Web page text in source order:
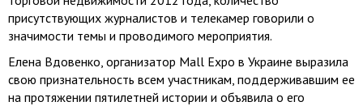
присутствующих журналистов и телекамер говорили о
значимости темы и проводимого мероприятия.
Елена Вдовенко, организатор Mall Expo в Украине выразила
свою признательность всем участникам, поддерживавшим ее
на протяжении пятилетней истории и объявила о его